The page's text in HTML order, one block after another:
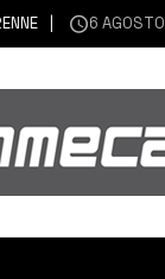
6 AGOSTO 2026